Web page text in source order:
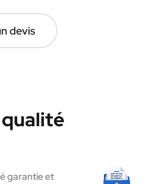
devis
garantie et